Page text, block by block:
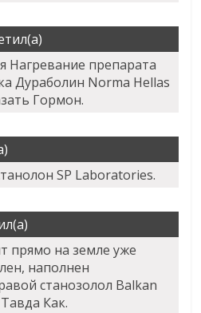
Нагревание препарата
Дураболин Norma Hellas
Гормон.
SP Laboratories.
прямо на земле уже
наполнен
станозолол Balkan
Как.